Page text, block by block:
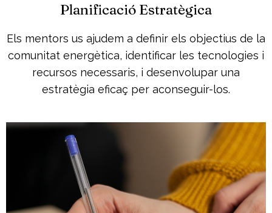
Planificació Estratègica
Els mentors us ajudem a definir els objectius de la
comunitat energètica, identificar les tecnologies i
recursos necessaris, i desenvolupar una
estratègia eficaç per aconseguir-los.